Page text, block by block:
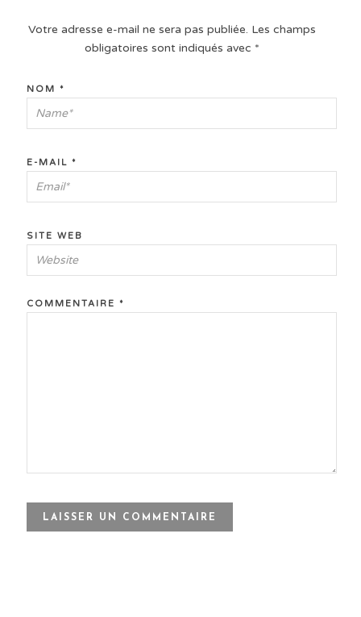
Votre adresse e-mail ne sera pas publiée. Les champs
obligatoires sont indiqués avec *
NOM *
E-MAIL *
SITE WEB
COMMENTAIRE *